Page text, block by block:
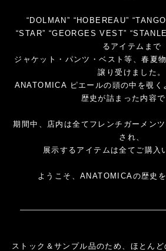
“DOLMAN” “HOBEREAU”
“STAR” “GEORGES VEST”
るアイテムまで
ジャケット・パンツ・ベスト等、春夏
譲り受けました。
ANATOMICA ピエールの頭の中を覗く
歴史が詰まった内容で
期間中、店内は全てフレンチガーメン
され、
展示するアイテムは全てご購入
ようこそ、ANATOMICAの歴史を
ストック＆サンプル品のため、ほとん